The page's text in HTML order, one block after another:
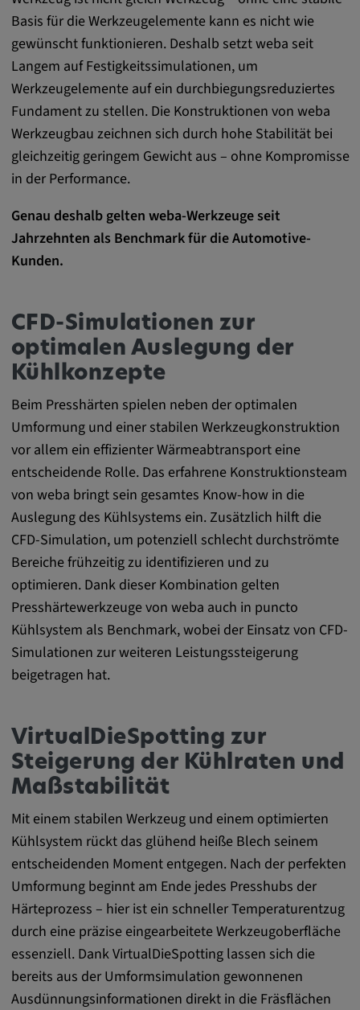
Basis für die Werkzeugelemente kann es nicht wie
gewünscht funktionieren. Deshalb setzt weba seit
Langem auf Festigkeitssimulationen, um
Werkzeugelemente auf ein durchbiegungsreduziertes
Fundament zu stellen. Die Konstruktionen von weba
Werkzeugbau zeichnen sich durch hohe Stabilität bei
gleichzeitig geringem Gewicht aus – ohne Kompromisse
in der Performance.
Genau deshalb gelten weba-Werkzeuge seit
Jahrzehnten als Benchmark für die Automotive-
Kunden.
CFD-Simulationen zur
optimalen Auslegung der
Kühlkonzepte
Beim Presshärten spielen neben der optimalen
Umformung und einer stabilen Werkzeugkonstruktion
vor allem ein effizienter Wärmeabtransport eine
entscheidende Rolle. Das erfahrene Konstruktionsteam
von weba bringt sein gesamtes Know-how in die
Auslegung des Kühlsystems ein. Zusätzlich hilft die
CFD-Simulation, um potenziell schlecht durchströmte
Bereiche frühzeitig zu identifizieren und zu
optimieren. Dank dieser Kombination gelten
Presshärtewerkzeuge von weba auch in puncto
Kühlsystem als Benchmark, wobei der Einsatz von CFD-
Simulationen zur weiteren Leistungssteigerung
beigetragen hat.
VirtualDieSpotting zur
Steigerung der Kühlraten und
Maßstabilität
Mit einem stabilen Werkzeug und einem optimierten
Kühlsystem rückt das glühend heiße Blech seinem
entscheidenden Moment entgegen. Nach der perfekten
Umformung beginnt am Ende jedes Presshubs der
Härteprozess – hier ist ein schneller Temperaturentzug
durch eine präzise eingearbeitete Werkzeugoberfläche
essenziell. Dank VirtualDieSpotting lassen sich die
bereits aus der Umformsimulation gewonnenen
Ausdünnungsinformationen direkt in die Fräsflächen
Anbieter:
matterport.com
Zweck:
Diese Cookies werden von einem
eingebetteten Drittanbieter-Tool gesetzt und
dienen der Analyse von
Benutzerinteraktionen, der Verfolgung des
Verhaltens auf verschiedenen Websites
und/oder der Bereitstellung personalisierter
Externe Medien
Zweck:
Alle Cookies der Kategorie "Externe
Medien"
Statistik
Statistik Cookies sammeln anonyme
Informationen über das Nutzerverhalten.
Diese Informationen helfen uns, das
Verhalten unserer Nutzer auf unserer
Webseite besser zu verstehen.
_pk_id.*, _pk_ses.*
Name:
_pk_id.*, _pk_ses.*
Google LLC
Zweck:
Diese Cookies werden genutzt, um das
Verhalten der Besucher auf der Website
festzuhalten.
Cookie Laufzeit:
13 Monate, 30 Minuten